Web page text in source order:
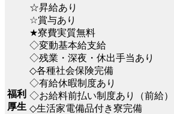
福利
厚生
☆昇給あり
☆賞与あり
★寮費実質無料
◇変動基本給支給
◇残業・深夜・休出手当あり
◇各種社会保険完備
◇有給休暇制度あり
◇お給料前払い制度あり（前給）
◇生活家電備品付き寮完備